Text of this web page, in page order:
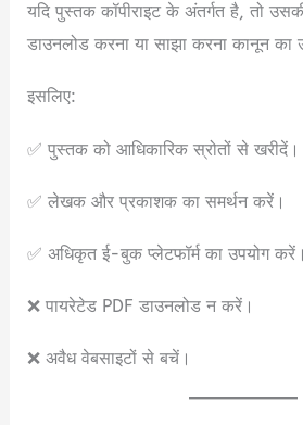
यदि पुस्तक कॉपीराइट के अंतर्गत है, तो
डाउनलोड करना या साझा करना कानून का
इसलिए:
✅ पुस्तक को आधिकारिक स्रोतों से खरीदें।
✅ लेखक और प्रकाशक का समर्थन करें।
✅ अधिकृत ई-बुक प्लेटफॉर्म का उपयोग करें।
❌ पायरेटेड PDF डाउनलोड न करें।
❌ अवैध वेबसाइटों से बचें।